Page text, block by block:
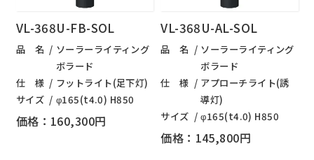
VL-368U-FB-SOL
品 名
ソーラーライティング
ボラード
仕 様
フットライト(足下灯)
サイズ
φ165(t4.0) H850
価格：160,300円
VL-368U-AL-SOL
品 名
ソーラーライティング
ボラード
仕 様
アプローチライト(誘
導灯)
サイズ
φ165(t4.0) H850
価格：145,800円